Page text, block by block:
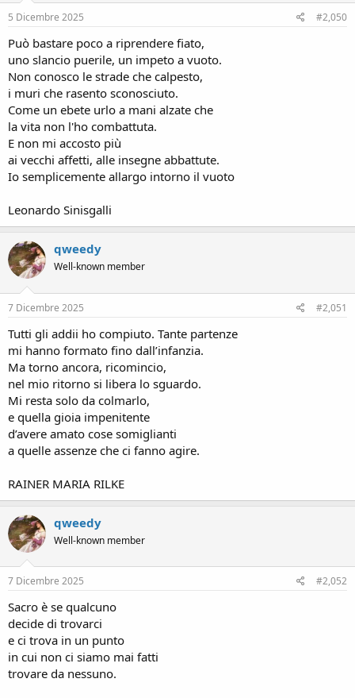
n
s
5 Dicembre 2025 #2,050
Può bastare poco a riprendere fiato,
uno slancio puerile, un impeto a vuoto.
Non conosco le strade che calpesto,
i muri che rasento sconosciuto.
Come un ebete urlo a mani alzate che
la vita non l'ho combattuta.
E non mi accosto più
ai vecchi affetti, alle insegne abbattute.
Io semplicemente allargo intorno il vuoto
Leonardo Sinisgalli
qweedy
Well-known member
7 Dicembre 2025 #2,051
Tutti gli addii ho compiuto. Tante partenze
mi hanno formato fino dall’infanzia.
Ma torno ancora, ricomincio,
nel mio ritorno si libera lo sguardo.
Mi resta solo da colmarlo,
e quella gioia impenitente
d’avere amato cose somiglianti
a quelle assenze che ci fanno agire.
RAINER MARIA RILKE
qweedy
Well-known member
7 Dicembre 2025 #2,052
Sacro è se qualcuno
decide di trovarci
e ci trova in un punto
in cui non ci siamo mai fatti
trovare da nessuno.